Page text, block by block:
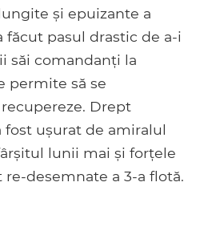
și epuizante a
făcut pasul drastic de a-i
săi comandanți la
permite să se
Drept
fost ușurat de amiralul
lunii mai și forțele
re-desemnate a 3-a flotă.